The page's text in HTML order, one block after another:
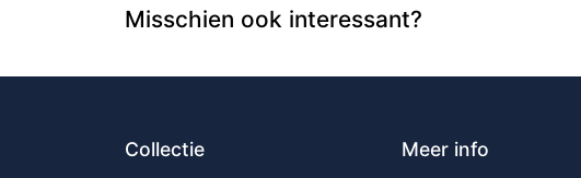
Misschien ook interessant?
Collectie Meer info